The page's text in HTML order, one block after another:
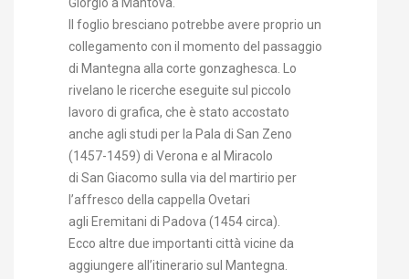
Giorgio a Mantova.
Il foglio bresciano potrebbe avere proprio un
collegamento con il momento del passaggio
di Mantegna alla corte gonzaghesca. Lo
rivelano le ricerche eseguite sul piccolo
lavoro di grafica, che è stato accostato
anche agli studi per la Pala di San Zeno
(1457-1459) di Verona e al Miracolo
di San Giacomo sulla via del martirio per
l’affresco della cappella Ovetari
agli Eremitani di Padova (1454 circa).
Ecco altre due importanti città vicine da
aggiungere all’itinerario sul Mantegna.